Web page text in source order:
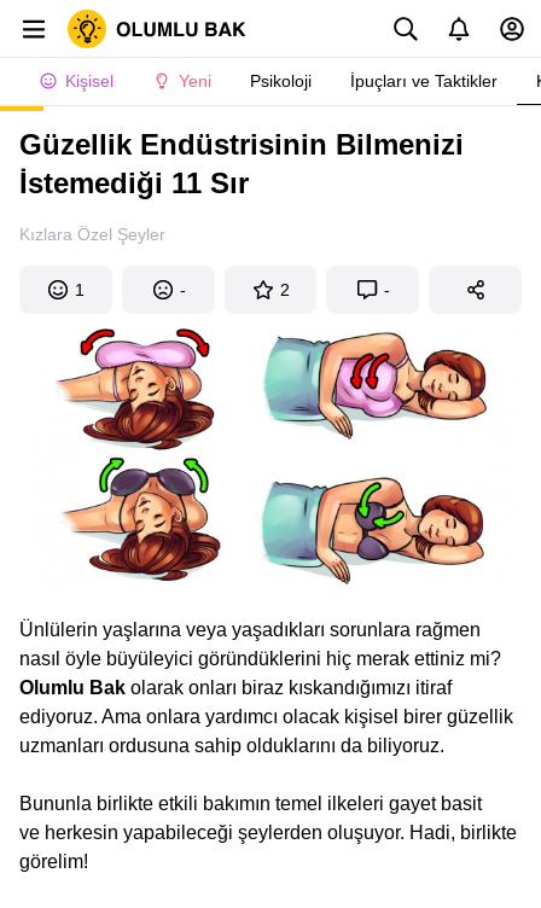
Kişisel Yeni Psikoloji İpuçları ve Taktikler
Güzellik Endüstrisinin Bilmenizi
İstemediği 11 Sır
Kızlara Özel Şeyler
1 - 2 -
Ünlülerin yaşlarına veya yaşadıkları sorunlara rağmen
nasıl öyle büyüleyici göründüklerini hiç merak ettiniz mi?
Olumlu Bak olarak onları biraz kıskandığımızı itiraf
ediyoruz. Ama onlara yardımcı olacak kişisel birer güzellik
uzmanları ordusuna sahip olduklarını da biliyoruz.
Bununla birlikte etkili bakımın temel ilkeleri gayet basit
ve herkesin yapabileceği şeylerden oluşuyor. Hadi, birlikte
görelim!